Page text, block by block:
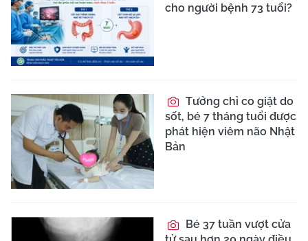
cho người bệnh 73 tuổi?
Tưởng chỉ co giật do
sốt, bé 7 tháng tuổi được
phát hiện viêm não Nhật
Bản
Bé 37 tuần vượt cửa